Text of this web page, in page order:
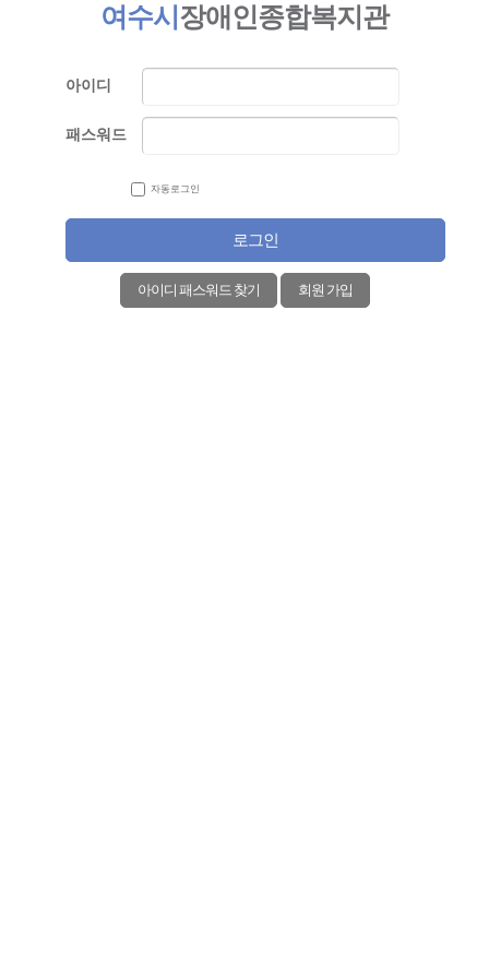
여수시 장애인종합복지관
아이디
패스워드
자동로그인
로그인
아이디 패스워드 찾기 회원 가입